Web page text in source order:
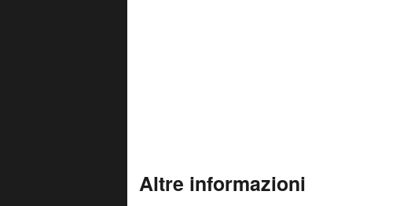
Altre informazioni